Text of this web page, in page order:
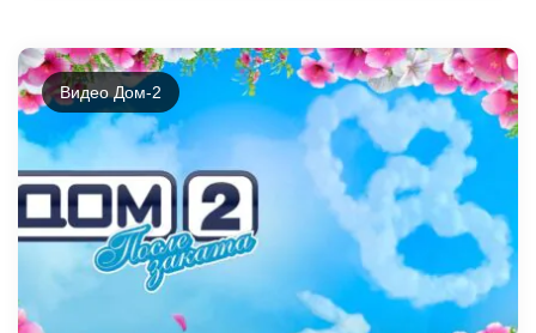
Видео Дом-2